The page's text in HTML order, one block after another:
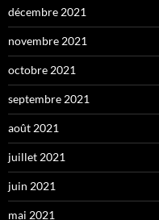
décembre 2021
novembre 2021
octobre 2021
septembre 2021
août 2021
juillet 2021
juin 2021
mai 2021